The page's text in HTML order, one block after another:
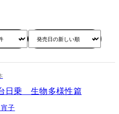
日乗 生物多様性篇
子